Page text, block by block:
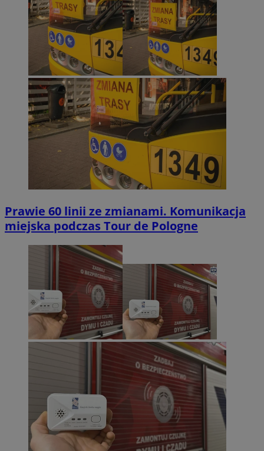
Prawie 60 linii ze zmianami. Komunikacja
miejska podczas Tour de Pologne